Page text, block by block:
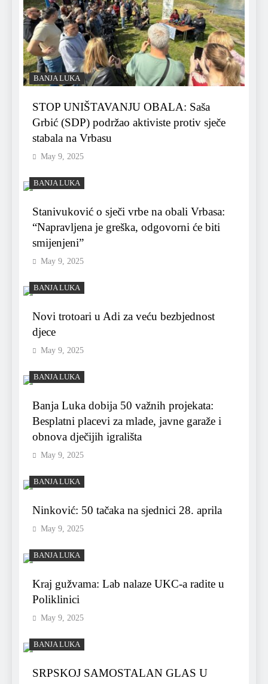
BANJA LUKA
STOP UNIŠTAVANJU OBALA: Saša
Grbić (SDP) podržao aktiviste protiv sječe
stabala na Vrbasu
May 9, 2025
BANJA LUKA
Stanivuković o sječi vrbe na obali Vrbasa:
“Napravljena je greška, odgovorni će biti
smijenjeni”
May 9, 2025
BANJA LUKA
Novi trotoari u Adi za veću bezbjednost
djece
May 9, 2025
BANJA LUKA
Banja Luka dobija 50 važnih projekata:
Besplatni placevi za mlade, javne garaže i
obnova dječijih igrališta
May 9, 2025
BANJA LUKA
Ninković: 50 tačaka na sjednici 28. aprila
May 9, 2025
BANJA LUKA
Kraj gužvama: Lab nalaze UKC-a radite u
Poliklinici
May 9, 2025
BANJA LUKA
SRPSKOJ SAMOSTALAN GLAS U